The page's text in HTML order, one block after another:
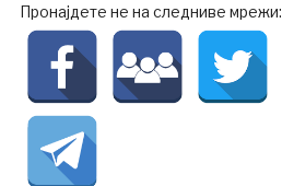
Пронајдете не на следниве мрежи: